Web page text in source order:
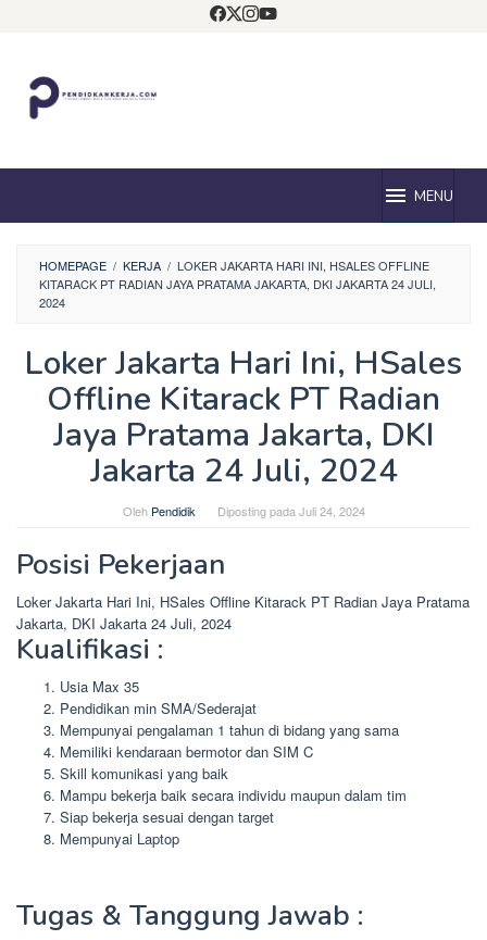
MENU
HOMEPAGE / KERJA / LOKER JAKARTA HARI INI, HSALES OFFLINE
KITARACK PT RADIAN JAYA PRATAMA JAKARTA, DKI JAKARTA 24 JULI,
2024
Loker Jakarta Hari Ini, HSales
Offline Kitarack PT Radian
Jaya Pratama Jakarta, DKI
Jakarta 24 Juli, 2024
Oleh Pendidik Diposting pada Juli 24, 2024
Posisi Pekerjaan
Loker Jakarta Hari Ini, HSales Offline Kitarack PT Radian Jaya Pratama
Jakarta, DKI Jakarta 24 Juli, 2024
Kualifikasi :
Usia Max 35
Pendidikan min SMA/Sederajat
Mempunyai pengalaman 1 tahun di bidang yang sama
Memiliki kendaraan bermotor dan SIM C
Skill komunikasi yang baik
Mampu bekerja baik secara individu maupun dalam tim
Siap bekerja sesuai dengan target
Mempunyai Laptop
Tugas & Tanggung Jawab :